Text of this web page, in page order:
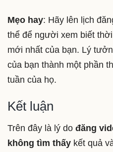
Mẹo hay: Hãy lên lịch
thể để người xem biết
mới nhất của bạn. Lý
của bạn thành một phần
tuần của họ.
Kết luận
Trên đây là lý do đăng
không tìm thấy kết quả